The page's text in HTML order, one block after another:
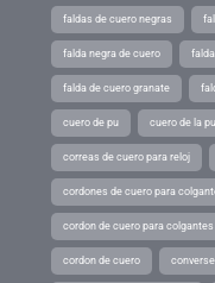
faldas de cuero negras
falda negra de cuero
falda de cuero granate
cuero de pu cuero de la pu
correas de cuero para reloj
cordones de cuero para
cordon de cuero para colgantes
cordon de cuero